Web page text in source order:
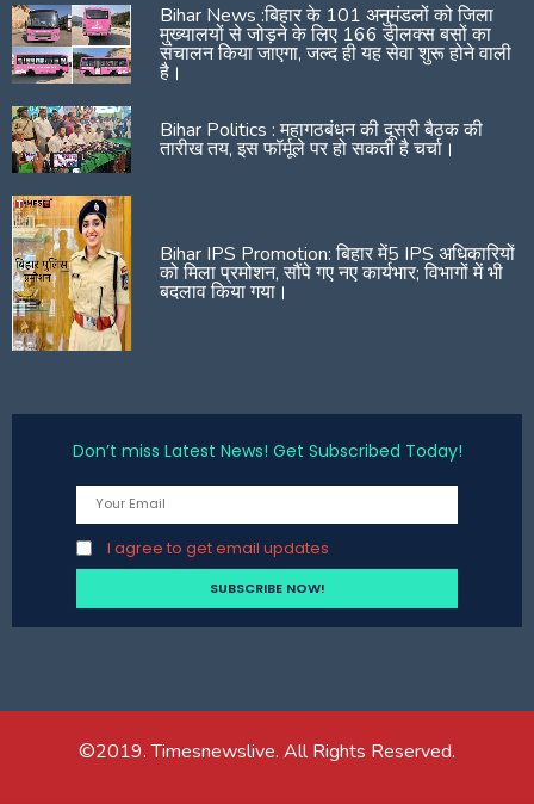
Bihar News :बिहार के 101 अनुमंडलों को जिला
मुख्यालयों से जोड़ने के लिए 166 डीलक्स बसों का
संचालन किया जाएगा, जल्द ही यह सेवा शुरू होने वाली
है।
Bihar Politics : महागठबंधन की दूसरी बैठक की
तारीख तय, इस फॉर्मूले पर हो सकती है चर्चा।
Bihar IPS Promotion: बिहार में5 IPS अधिकारियों
को मिला प्रमोशन, सौंपे गए नए कार्यभार; विभागों में भी
बदलाव किया गया।
Don’t miss Latest News! Get Subscribed Today!
I agree to get email updates
©2019. Timesnewslive. All Rights Reserved.